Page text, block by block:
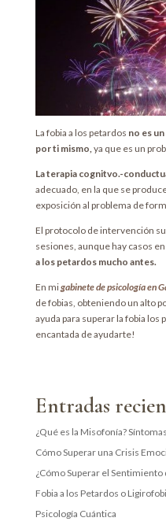
La fobia a los petardos no es
por ti mismo, ya que es un
La terapia cognitvo.-
adecuado, en la que se
exposición al problema de
El protocolo de intervención
sesiones, aunque hay casos
a los petardos mucho antes.
En migabinete de psicología en
de fobias, obteniendo un alto
ayuda para superar la fobia los
encantada de ayudarte!
Entradas
¿Qué es la Misofonía?
Cómo Superar una Crisis
¿Cómo Superar el Sentimiento
Fobia a los Petardos o
Psicología Cuántica